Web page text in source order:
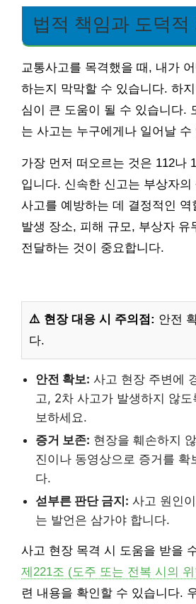
법적 책임과 도덕적
교통사고를 목격했을 때, 내가
하는지 막막할 수 있습니다. 하
심이 큰 도움이 될 수 있습니다.
는 사고는 누구에게나 일어날 수
가장 먼저 떠오르는 것은 112나
입니다. 신속한 신고는 부상자
사고를 예방하는 데 결정적인 역
발생 장소, 피해 규모, 부상자 유
전달하는 것이 중요합니다.
⚠️ 현장 대응 시 주의점: 안전
다.
안전 확보: 사고 현장 주변에
고, 2차 사고가 발생하지 않
보하세요.
증거 보존: 현장을 훼손하지
진이나 동영상으로 증거를 확
다.
섣부른 판단 금지: 사고 원인
는 발언은 삼가야 합니다.
사고 현장 목격 시 도움을 받을
제221조 (도주 또는 전복 시의
련 내용을 확인할 수 있습니다.